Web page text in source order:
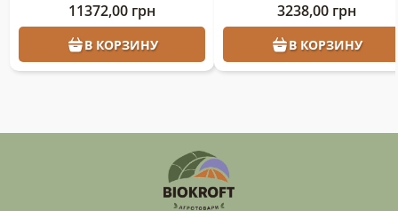
11372,00 грн
В КОРЗИНУ
3238,00 грн
В КОРЗИНУ